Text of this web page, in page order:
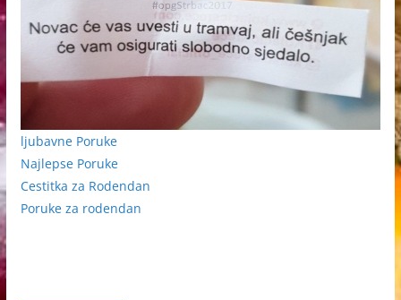
ljubavne Poruke
Najlepse Poruke
Cestitka za Rodendan
Poruke za rodendan